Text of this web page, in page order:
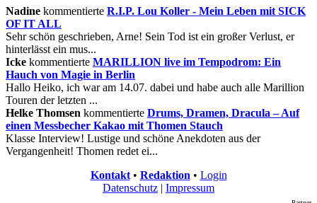
Nadine kommentierte R.I.P. Lou Koller - Mein Leben mit SICK
OF IT ALL
Sehr schön geschrieben, Arne! Sein Tod ist ein großer Verlust, er
hinterlässt ein mus...
Icke kommentierte MARILLION live im Tempodrom: Ein
Hauch von Magie in Berlin
Hallo Heiko, ich war am 14.07. dabei und habe auch alle Marillion
Touren der letzten ...
Helke Thomsen kommentierte Drums, Dramen, Dracula – Auf
einen Messbecher Kakao mit Thomen Stauch
Klasse Interview! Lustige und schöne Anekdoten aus der
Vergangenheit! Thomen redet ei...
Kontakt• Redaktion • Login
Datenschutz | Impressum